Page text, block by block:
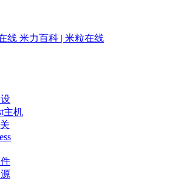
米力百科 | 米粒在线
主机